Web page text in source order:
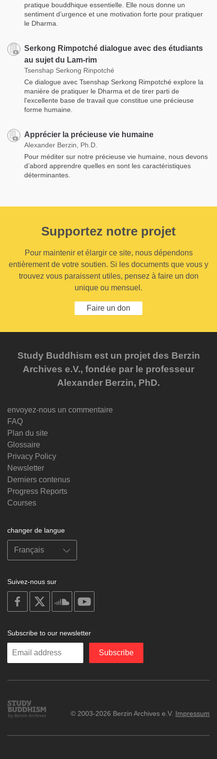
pratique bouddhique essentielle. Elle nous donne un
sentiment d’urgence et une motivation forte pour pratiquer
le Dharma.
Serkong Rimpotché dialogue avec des étudiants
au sujet du Lam-rim
Tsenshap Serkong Rinpotché
Ce dialogue avec Tsenshap Serkong Rimpotché explore la
manière de pratiquer le Dharma et de tirer parti de
l'excellente base de travail que constitue une précieuse
forme humaine.
Apprécier la précieuse vie humaine
Alexander Berzin, Ph.D.
Pour méditer sur notre précieuse vie humaine, nous devons
d’abord apprendre quelles en sont les caractéristiques
déterminantes.
Supportez notre projet
Pour maintenir et élargir ce site, nous dépendons
entièrement de votre soutien. Si les documents que vous y
trouvez vous paraissent utiles, pensez à faire un don
unique ou mensuel.
Faire un don
Study Buddhism est un projet des Berzin
Archives e.V., fondée par le professeur
Alexander Berzin, PhD.
envoyez-nous un commentaire
FAQ
Plan du site
Glossaire
Privacy Policy
Newsletter
Derniers contenus
Progress Reports
Courses
changer de langue
Suivez-nous sur
on
facebook
soundcloud
Subscribe to our newsletter
Enter
Subscribe
Study
Buddhism
© 2003-2026 Berzin Archives e.V. Impressum